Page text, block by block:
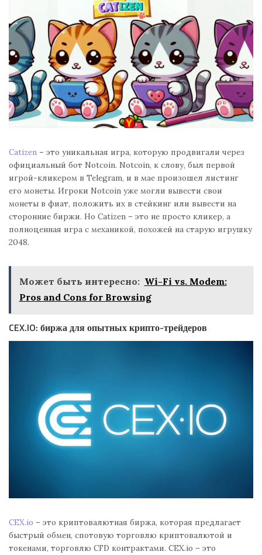
Catizen – это уникальная игра, которую продвигали через
официальный бот Notcoin. Notcoin, к слову, был первой
игрой-кликером в Telegram, и в мае произошел листинг
его монеты. Игроки Notcoin уже могли вывести свои
монеты в фиат, положить их в стейкинг или вывести на
сторонние биржи. Но Catizen – это не просто кликер, а
полноценная игра с механикой, похожей на старую игрушку
2048.
Может быть интересно: Wi-Fi vs. Modem:
Pros and Cons for Browsing
CEX.IO: биржа для опытных крипто-трейдеров
CEX.io – это криптовалютная биржа, которая предлагает
быстрый обмен, спотовую торговлю криптовалютой и
токенами, торговлю CFD контрактами. CEX.io – это